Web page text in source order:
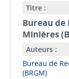
Titre :
Bureau de
Minières
Auteurs :
Bureau de
(BRGM)